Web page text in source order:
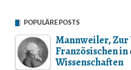
POPULÄRE POSTS
Mannweiler, Zur
Französischen in
Wissenschaften